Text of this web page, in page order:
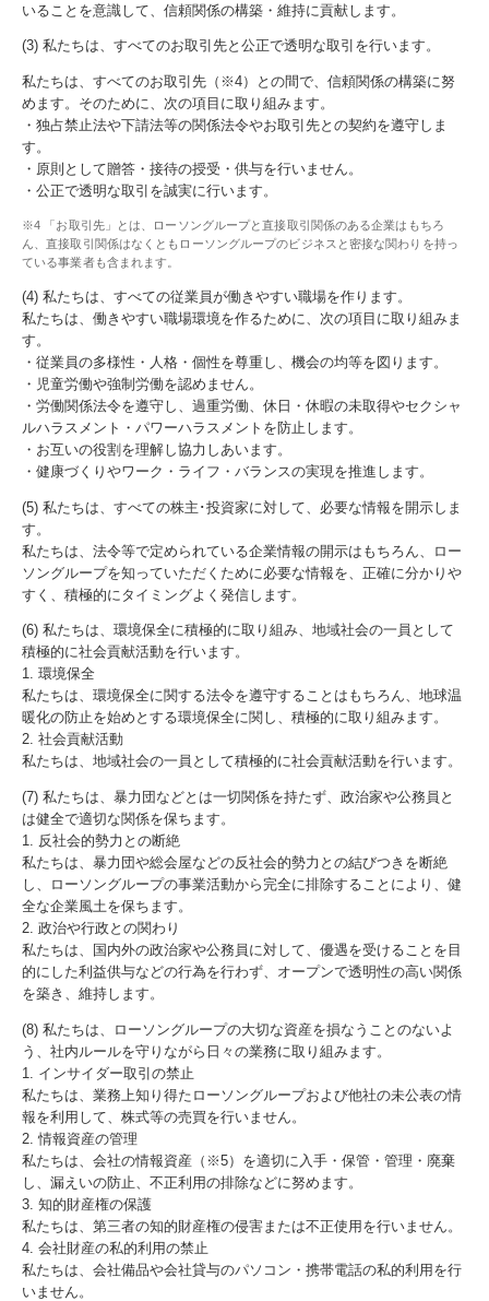
いることを意識して、信頼関係の構築・維持に貢献します。
(3) 私たちは、すべてのお取引先と公正で透明な取引を行います。
私たちは、すべてのお取引先（※4）との間で、信頼関係の構築に努
めます。そのために、次の項目に取り組みます。
・独占禁止法や下請法等の関係法令やお取引先との契約を遵守しま
す。
・原則として贈答・接待の授受・供与を行いません。
・公正で透明な取引を誠実に行います。
※4 「お取引先」とは、ローソングループと直接取引関係のある企業はもちろ
ん、直接取引関係はなくともローソングループのビジネスと密接な関わりを持っ
ている事業者も含まれます。
(4) 私たちは、すべての従業員が働きやすい職場を作ります。
私たちは、働きやすい職場環境を作るために、次の項目に取り組みま
す。
・従業員の多様性・人格・個性を尊重し、機会の均等を図ります。
・児童労働や強制労働を認めません。
・労働関係法令を遵守し、過重労働、休日・休暇の未取得やセクシャ
ルハラスメント・パワーハラスメントを防止します。
・お互いの役割を理解し協力しあいます。
・健康づくりやワーク・ライフ・バランスの実現を推進します。
(5) 私たちは、すべての株主･投資家に対して、必要な情報を開示しま
す。
私たちは、法令等で定められている企業情報の開示はもちろん、ロー
ソングループを知っていただくために必要な情報を、正確に分かりや
すく、積極的にタイミングよく発信します。
(6) 私たちは、環境保全に積極的に取り組み、地域社会の一員として
積極的に社会貢献活動を行います。
1. 環境保全
私たちは、環境保全に関する法令を遵守することはもちろん、地球温
暖化の防止を始めとする環境保全に関し、積極的に取り組みます。
2. 社会貢献活動
私たちは、地域社会の一員として積極的に社会貢献活動を行います。
(7) 私たちは、暴力団などとは一切関係を持たず、政治家や公務員と
は健全で適切な関係を保ちます。
1. 反社会的勢力との断絶
私たちは、暴力団や総会屋などの反社会的勢力との結びつきを断絶
し、ローソングループの事業活動から完全に排除することにより、健
全な企業風土を保ちます。
2. 政治や行政との関わり
私たちは、国内外の政治家や公務員に対して、優遇を受けることを目
的にした利益供与などの行為を行わず、オープンで透明性の高い関係
を築き、維持します。
(8) 私たちは、ローソングループの大切な資産を損なうことのないよ
う、社内ルールを守りながら日々の業務に取り組みます。
1. インサイダー取引の禁止
私たちは、業務上知り得たローソングループおよび他社の未公表の情
報を利用して、株式等の売買を行いません。
2. 情報資産の管理
私たちは、会社の情報資産（※5）を適切に入手・保管・管理・廃棄
し、漏えいの防止、不正利用の排除などに努めます。
3. 知的財産権の保護
私たちは、第三者の知的財産権の侵害または不正使用を行いません。
4. 会社財産の私的利用の禁止
私たちは、会社備品や会社貸与のパソコン・携帯電話の私的利用を行
いません。